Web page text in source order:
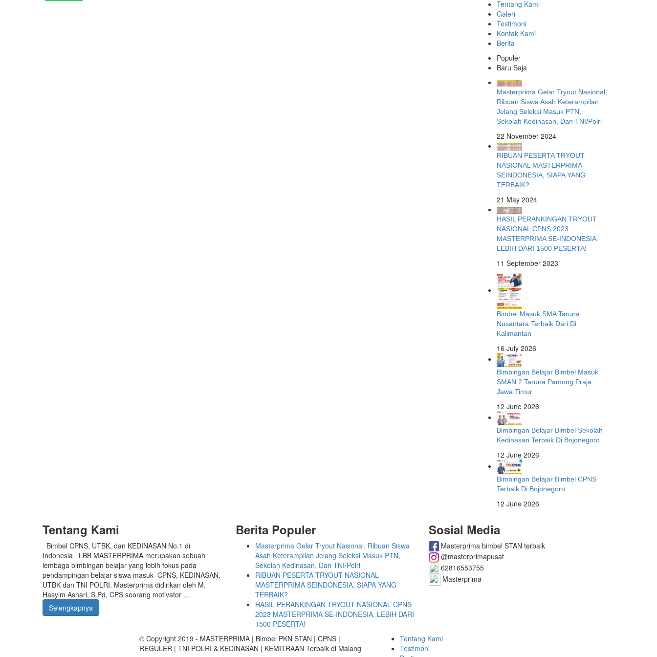
Tentang Kami
Galeri
Testimoni
Kontak Kami
Berita
Populer
Baru Saja
Masterprima Gelar Tryout Nasional,
Ribuan Siswa Asah Keterampilan
Jelang Seleksi Masuk PTN,
Sekolah Kedinasan, Dan TNI/Polri
22 November 2024
RIBUAN PESERTA TRYOUT
NASIONAL MASTERPRIMA
SEINDONESIA, SIAPA YANG
TERBAIK?
21 May 2024
HASIL PERANKINGAN TRYOUT
NASIONAL CPNS 2023
MASTERPRIMA SE-INDONESIA.
LEBIH DARI 1500 PESERTA!
11 September 2023
Bimbel Masuk SMA Taruna
Nusantara Terbaik Dari Di
Kalimantan
16 July 2026
Bimbingan Belajar Bimbel Masuk
SMAN 2 Taruna Pamong Praja
Jawa Timur
12 June 2026
Bimbingan Belajar Bimbel Sekolah
Kedinasan Terbaik Di Bojonegoro
12 June 2026
Bimbingan Belajar Bimbel CPNS
Terbaik Di Bojonegoro
12 June 2026
Tentang Kami
Bimbel CPNS, UTBK, dan KEDINASAN No.1 di
Indonesia LBB MASTERPRIMA merupakan sebuah
lembaga bimbingan belajar yang lebih fokus pada
pendampingan belajar siswa masuk CPNS, KEDINASAN,
UTBK dan TNI POLRI. Masterprima didirikan oleh M.
Hasyim Ashari, S.Pd, CPS seorang motivator ...
Selengkapnya
Berita Populer
Masterprima Gelar Tryout Nasional, Ribuan Siswa
Asah Keterampilan Jelang Seleksi Masuk PTN,
Sekolah Kedinasan, Dan TNI/Polri
RIBUAN PESERTA TRYOUT NASIONAL
MASTERPRIMA SEINDONESIA, SIAPA YANG
TERBAIK?
HASIL PERANKINGAN TRYOUT NASIONAL CPNS
2023 MASTERPRIMA SE-INDONESIA. LEBIH DARI
1500 PESERTA!
Sosial Media
Masterprima bimbel STAN terbaik
@masterprimapusat
62816553755
Masterprima
© Copyright 2019 - MASTERPRIMA | Bimbel PKN STAN | CPNS |
REGULER | TNI POLRI & KEDINASAN | KEMITRAAN Terbaik di Malang
Tentang Kami
Testimoni